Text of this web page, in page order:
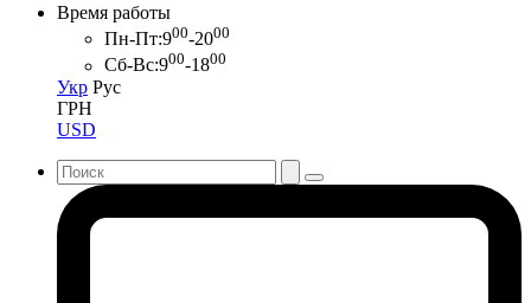
Время работы
Пн-Пт:900-2000
Сб-Вс:900-1800
Укр Рус
ГРН
USD